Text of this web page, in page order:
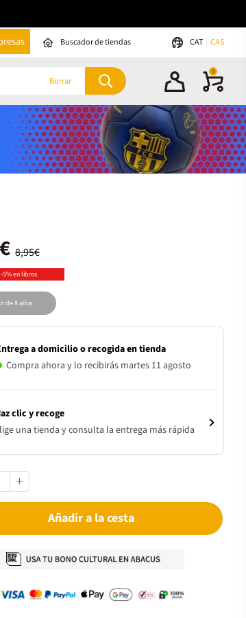
Buscador de tiendas CAT CAS
Borrar
0
8,95€
5% en libros
de 8 años
a domicilio o recogida en tienda
Compra ahora y lo recibirás martes 11 agosto
clic y recoge
una tienda y consulta la entrega más rápida
Añadir a la cesta